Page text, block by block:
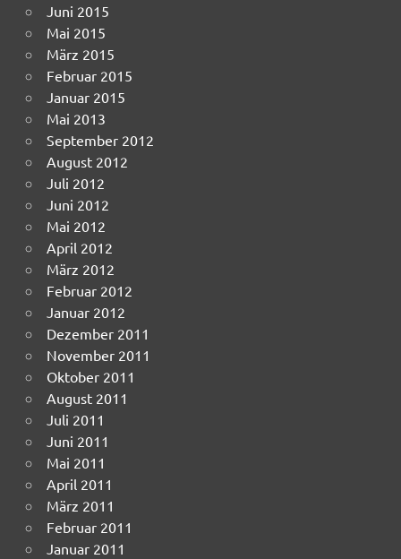
Juni 2015
Mai 2015
März 2015
Februar 2015
Januar 2015
Mai 2013
September 2012
August 2012
Juli 2012
Juni 2012
Mai 2012
April 2012
März 2012
Februar 2012
Januar 2012
Dezember 2011
November 2011
Oktober 2011
August 2011
Juli 2011
Juni 2011
Mai 2011
April 2011
März 2011
Februar 2011
Januar 2011